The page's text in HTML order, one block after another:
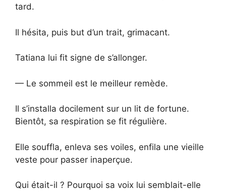
tard.
Il hésita, puis but d’un trait, grimacant.
Tatiana lui fit signe de s’allonger.
— Le sommeil est le meilleur remède.
Il s’installa docilement sur un lit de fortune.
Bientôt, sa respiration se fit régulière.
Elle souffla, enleva ses voiles, enfila une vieille
veste pour passer inaperçue.
Qui était-il ? Pourquoi sa voix lui semblait-elle